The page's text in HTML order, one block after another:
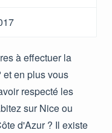
à effectuer la
en plus vous
respecté les
sur Nice ou
d'Azur ? Il existe